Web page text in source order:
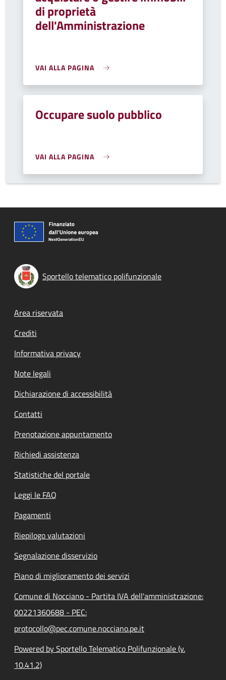
di proprietà
dell'Amministrazione
VAI ALLA PAGINA
Occupare suolo pubblico
VAI ALLA PAGINA
Sportello telematico polifunzionale
Footer menu
Area riservata
Crediti
Informativa privacy
Note legali
Dichiarazione di accessibilità
Contatti
Prenotazione appuntamento
Richiedi assistenza
Statistiche del portale
Leggi le FAQ
Pagamenti
Riepilogo valutazioni
Segnalazione disservizio
Piano di miglioramento dei servizi
Comune di Nocciano - Partita IVA dell'amministrazione:
00221360688 - PEC:
protocollo@pec.comune.nocciano.pe.it
Powered by Sportello Telematico Polifunzionale (v.
10.41.2)